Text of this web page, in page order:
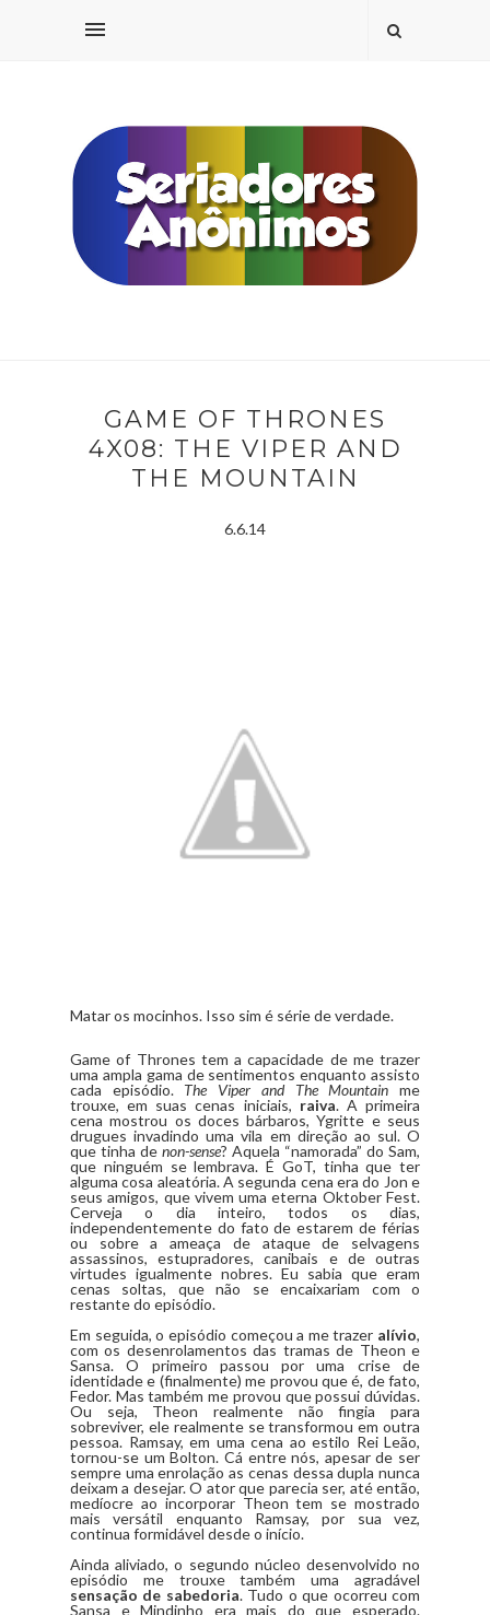
GAME OF THRONES
4X08: THE VIPER AND
THE MOUNTAIN
6.6.14
Matar os mocinhos. Isso sim é série de verdade.
Game of Thrones tem a capacidade de me trazer
uma ampla gama de sentimentos enquanto assisto
cada episódio. The Viper and The Mountain me
trouxe, em suas cenas iniciais, raiva. A primeira
cena mostrou os doces bárbaros, Ygritte e seus
drugues invadindo uma vila em direção ao sul. O
que tinha de non-sense? Aquela “namorada” do Sam,
que ninguém se lembrava. É GoT, tinha que ter
alguma cosa aleatória. A segunda cena era do Jon e
seus amigos, que vivem uma eterna Oktober Fest.
Cerveja o dia inteiro, todos os dias,
independentemente do fato de estarem de férias
ou sobre a ameaça de ataque de selvagens
assassinos, estupradores, canibais e de outras
virtudes igualmente nobres. Eu sabia que eram
cenas soltas, que não se encaixariam com o
restante do episódio.
Em seguida, o episódio começou a me trazer alívio,
com os desenrolamentos das tramas de Theon e
Sansa. O primeiro passou por uma crise de
identidade e (finalmente) me provou que é, de fato,
Fedor. Mas também me provou que possui dúvidas.
Ou seja, Theon realmente não fingia para
sobreviver, ele realmente se transformou em outra
pessoa. Ramsay, em uma cena ao estilo Rei Leão,
tornou-se um Bolton. Cá entre nós, apesar de ser
sempre uma enrolação as cenas dessa dupla nunca
deixam a desejar. O ator que parecia ser, até então,
medíocre ao incorporar Theon tem se mostrado
mais versátil enquanto Ramsay, por sua vez,
continua formidável desde o início.
Ainda aliviado, o segundo núcleo desenvolvido no
episódio me trouxe também uma agradável
sensação de sabedoria. Tudo o que ocorreu com
Sansa e Mindinho era mais do que esperado.